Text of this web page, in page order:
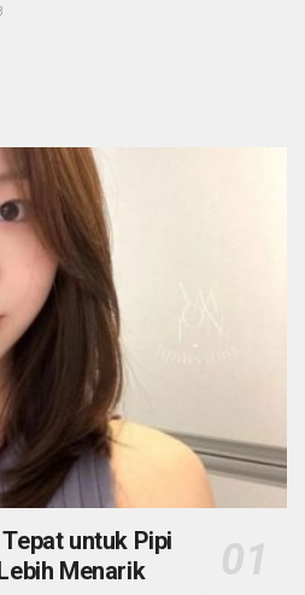
untuk Pipi
Menarik